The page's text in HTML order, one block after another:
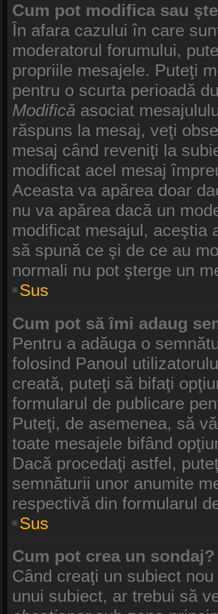
Cum pot modifica sau
În afara cazului în care
moderatorul forumului,
propriile mesajele. Puteţi
pentru o scurta perioadă
Modifică asociat
răspuns la mesaj, veţi
mesaj când reveniţi la
modificat acel mesaj
Aceasta va apărea doar
nu va apărea dacă un
modificat mesajul, aceştia
să spună ce şi de ce au
normali nu pot şterge un
Sus
Cum pot să îmi adaug
Pentru a adăuga o
folosind Panoul
creată, puteţi să bifaţi
formularul de publicare
Puteţi, de asemenea, să
toate mesajele bifând
Dacă procedaţi astfel,
semnăturii unor anumite
respectivă din formularul
Sus
Cum pot crea un sondaj?
Când creaţi un subiect
unui subiect, ar trebui să